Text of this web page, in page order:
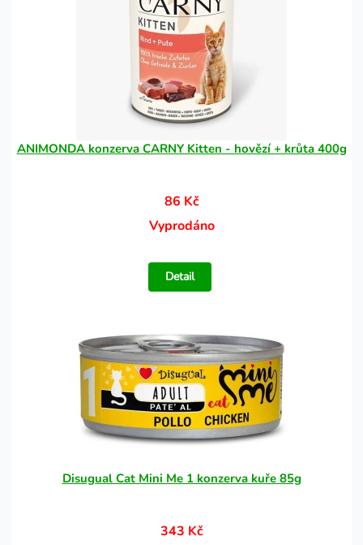
ANIMONDA konzerva CARNY Kitten - hovězí + krůta 400g
86 Kč
Vyprodáno
Detail
Disugual Cat Mini Me 1 konzerva kuře 85g
343 Kč